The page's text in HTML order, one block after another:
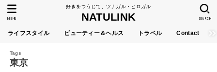
好きをつうじて、ツナガル・ヒロガル
NATULINK
ライフスタイル ビューティー＆ヘルス トラベル Contact
SEARCH
MENU
東京